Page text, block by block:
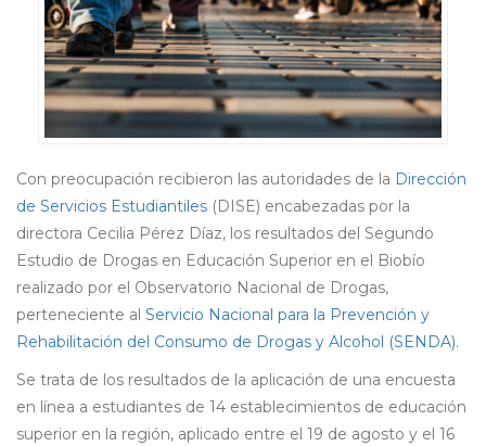
Con preocupación recibieron las autoridades de la Dirección
de Servicios Estudiantiles (DISE) encabezadas por la
directora Cecilia Pérez Díaz, los resultados del Segundo
Estudio de Drogas en Educación Superior en el Biobío
realizado por el Observatorio Nacional de Drogas,
perteneciente al Servicio Nacional para la Prevención y
Rehabilitación del Consumo de Drogas y Alcohol (SENDA).
Se trata de los resultados de la aplicación de una encuesta
en línea a estudiantes de 14 establecimientos de educación
superior en la región, aplicado entre el 19 de agosto y el 16